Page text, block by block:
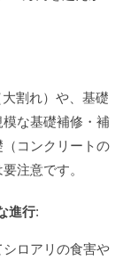
割れ）や、基礎
な基礎補修・補
コンクリートの
注意です。
進行:
ロアリの食害や